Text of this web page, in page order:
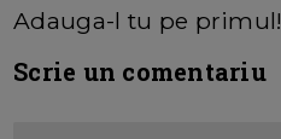
Adauga-l tu pe primul!
Scrie un comentariu